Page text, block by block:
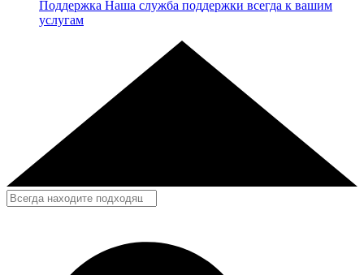
Поддержка Наша служба поддержки всегда к вашим
услугам